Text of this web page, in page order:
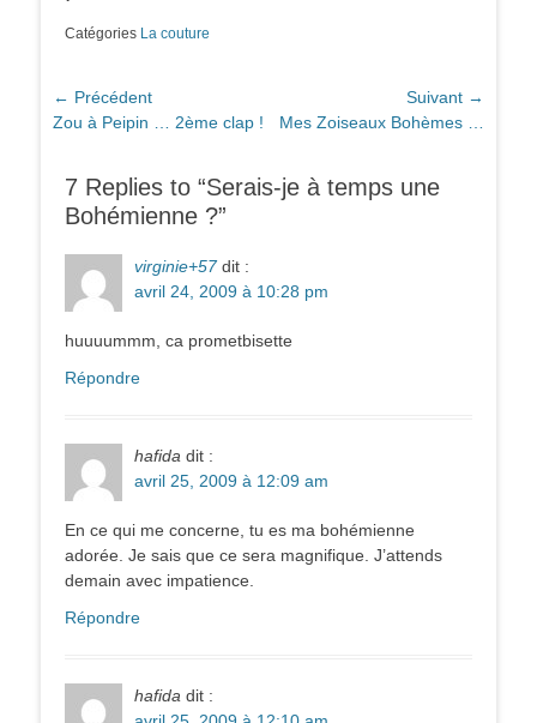
Catégories La couture
Navigation
de
← Précédent
Article
Zou à Peipin … 2ème clap !
Suivant →
Article
Mes Zoiseaux Bohèmes …
7 Replies to “Serais-je à temps une
Bohémienne ?”
virginie+57 dit :
avril 24, 2009 à 10:28 pm
huuuummm, ca prometbisette
Répondre
hafida dit :
avril 25, 2009 à 12:09 am
En ce qui me concerne, tu es ma bohémienne
adorée. Je sais que ce sera magnifique. J’attends
demain avec impatience.
Répondre
hafida dit :